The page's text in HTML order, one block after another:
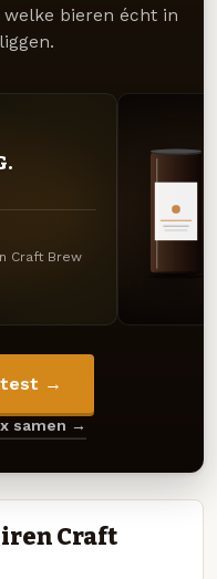
welke bieren écht in
Craft Brew
→
samen →
Craft